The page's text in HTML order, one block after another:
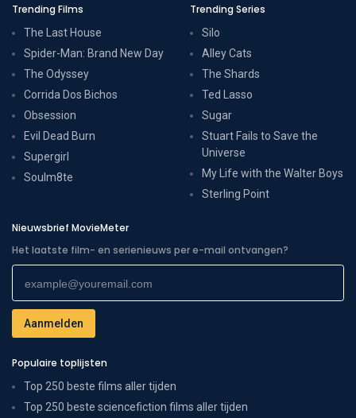
Trending Films
The Last House
Spider-Man: Brand New Day
The Odyssey
Corrida Dos Bichos
Obsession
Evil Dead Burn
Supergirl
Soulm8te
Trending Series
Silo
Alley Cats
The Shards
Ted Lasso
Sugar
Stuart Fails to Save the
Universe
My Life with the Walter Boys
Sterling Point
Nieuwsbrief MovieMeter
Het laatste film- en serienieuws per e-mail ontvangen?
Populaire toplijsten
Top 250 beste films aller tijden
Top 250 beste sciencefiction films aller tijden